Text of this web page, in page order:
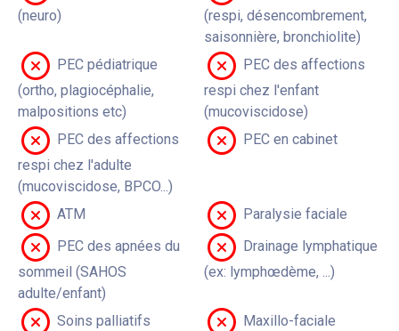
(neuro)
(respi, désencombrement,
saisonnière, bronchiolite)
PEC pédiatrique
(ortho, plagiocéphalie,
malpositions etc)
PEC des affections
respi chez l'enfant
(mucoviscidose)
PEC des affections
respi chez l'adulte
(mucoviscidose, BPCO...)
PEC en cabinet
ATM
Paralysie faciale
PEC des apnées du
sommeil (SAHOS
adulte/enfant)
Drainage lymphatique
(ex: lymphœdème, ...)
Soins palliatifs
Maxillo-faciale